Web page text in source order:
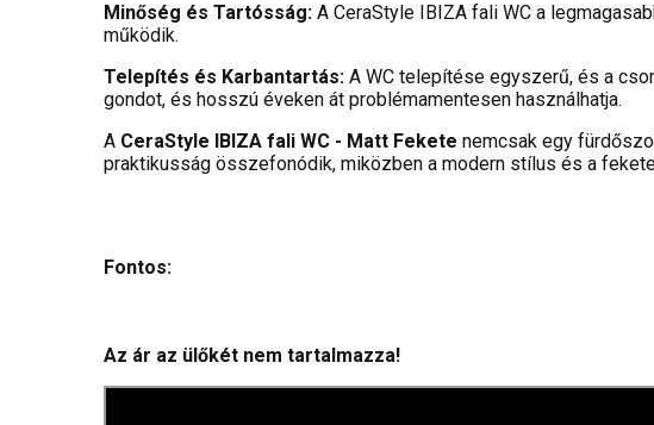
Minőség és Tartósság: A CeraStyle IBIZA fali WC a
működik.
Telepítés és Karbantartás: A WC telepítése egyszerű, és a
gondot, és hosszú éveken át problémamentesen használhatja.
A CeraStyle IBIZA fali WC - Matt Fekete nemcsak egy
praktikusság összefonódik, miközben a modern stílus és a
Fontos:
Az ár az ülőkét nem tartalmazza!